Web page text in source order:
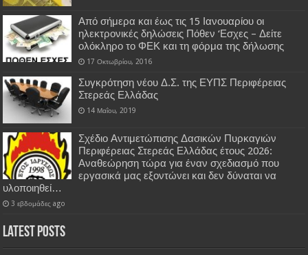
Από σήμερα και έως τις 15 Ιανουαρίου οι
ηλεκτρονικές δηλώσεις Πόθεν ‘Εσχες – Δείτε
ολόκληρο το ΦΕΚ και τη φόρμα της δήλωσης
17 Οκτωβρίου, 2016
Συγκρότηση νέου Δ.Σ. της ΕΥΠΣ Περιφέρειας
Στερεάς Ελλάδας
14 Μαΐου, 2019
Σχέδιο Αντιμετώπισης Δασικών Πυρκαγιών
Περιφέρειας Στερεάς Ελλάδας έτους 2026:
Αναθεώρηση τώρα για έναν σχεδιασμό που
εργασικά μας εξοντώνει και δεν δύναται να
υλοποιηθεί…
3 εβδομάδες ago
Latest Posts